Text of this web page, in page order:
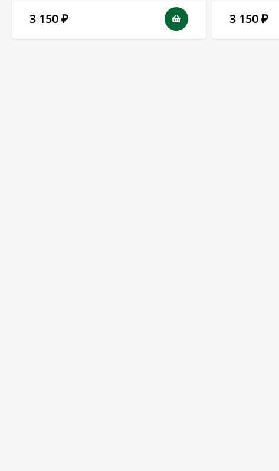
3 150 ₽ 3 150₽